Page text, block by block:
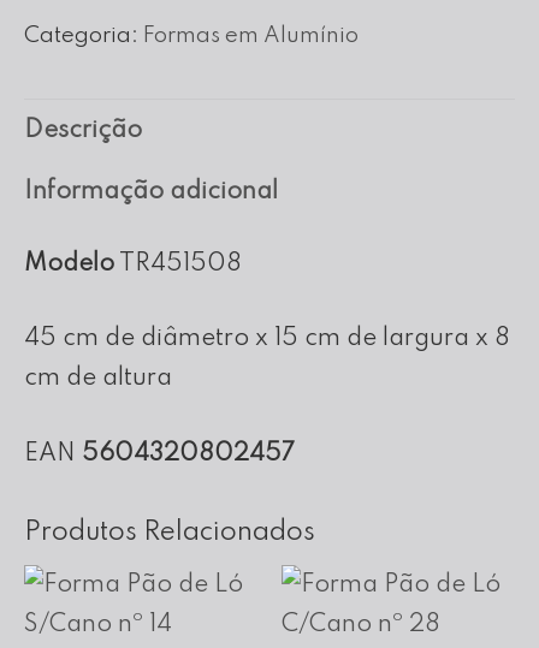
Long
Forma
Retangular
Alumínio
Categoria: Formas em Alumínio
Descrição
Informação adicional
Modelo TR451508
45 cm de diâmetro x 15 cm de largura x 8
cm de altura
EAN 5604320802457
Produtos Relacionados